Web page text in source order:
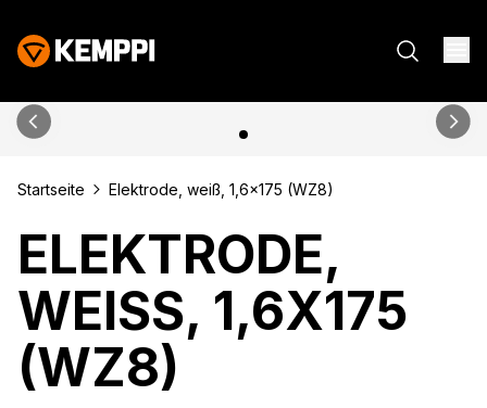
Startseite Elektrode, weiß, 1,6x175 (WZ8)
ELEKTRODE,
WEISS, 1,6X175 (
WZ8)